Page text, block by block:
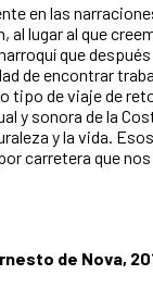
en las
al lugar al que
que
de encontrar
tipo de viaje de
y sonora de la
y la vida.
carretera que
de Nova,